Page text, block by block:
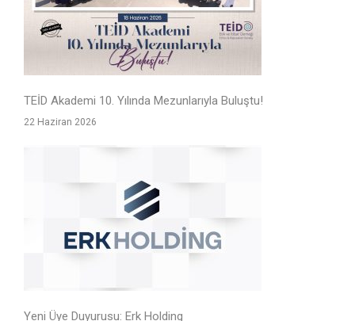
TEİD Akademi 10. Yılında Mezunlarıyla Buluştu!
22 Haziran 2026
Yeni Üye Duyurusu: Erk Holding